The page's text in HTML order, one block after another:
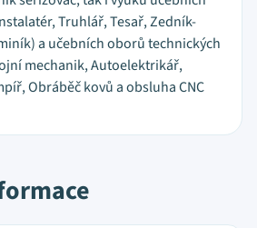
Truhlář, Tesař, Zedník-
a učebních oborů technických
mechanik, Autoelektrikář,
Obráběč kovů a obsluha CNC